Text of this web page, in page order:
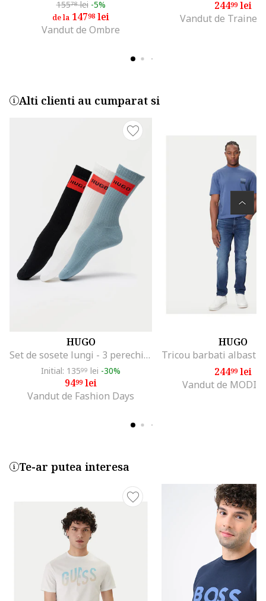
15578lei -5%
de la 14798 lei
Vandut de Ombre
24499lei
Vandut de
Alti clienti au cumparat si
HUGO
Set de sosete lungi - 3 perechi, Alb/Negru/Albastru prafuit
Initial: 13599 lei -30%
9499lei
Vandut de Fashion Days
HUGO
24499lei
Vandut de
Te-ar putea interesa